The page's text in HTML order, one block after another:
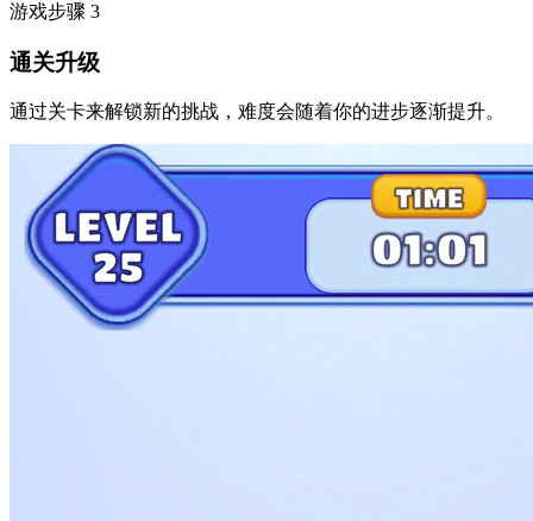
游戏步骤 3
通关升级
通过关卡来解锁新的挑战，难度会随着你的进步逐渐提升。